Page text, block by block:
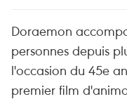
Doraemon
personnes depuis
l'occasion du 45e
premier film